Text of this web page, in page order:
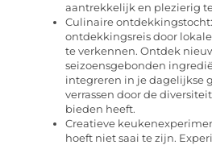
aantrekkelijk en plezierig
Culinaire
ontdekkingsreis door
te verkennen. Ontdek
seizoensgebonden
integreren in je dagelijkse
verrassen door de
bieden heeft.
Creatieve
hoeft niet saai te zijn.